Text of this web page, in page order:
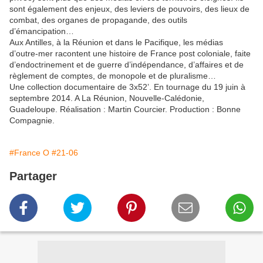
sont également des enjeux, des leviers de pouvoirs, des lieux de
combat, des organes de propagande, des outils
d’émancipation…
Aux Antilles, à la Réunion et dans le Pacifique, les médias
d’outre-mer racontent une histoire de France post coloniale, faite
d’endoctrinement et de guerre d’indépendance, d’affaires et de
règlement de comptes, de monopole et de pluralisme…
Une collection documentaire de 3x52’. En tournage du 19 juin à
septembre 2014. A La Réunion, Nouvelle-Calédonie,
Guadeloupe. Réalisation : Martin Courcier. Production : Bonne
Compagnie.
#France O #21-06
Partager